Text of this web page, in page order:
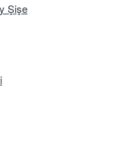
Şişe